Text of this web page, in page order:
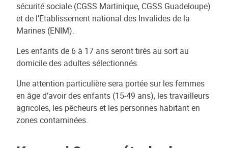
sécurité sociale (CGSS Martinique, CGSS Guadeloupe)
et de l’Etablissement national des Invalides de la
Marines (ENIM).
Les enfants de 6 à 17 ans seront tirés au sort au
domicile des adultes sélectionnés.
Une attention particulière sera portée sur les femmes
en âge d’avoir des enfants (15-49 ans), les travailleurs
agricoles, les pêcheurs et les personnes habitant en
zones contaminées.